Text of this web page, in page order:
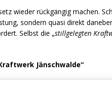
wieder rückgängig machen.
sondern quasi direkt
Selbst die „stillgelegten
Jänschwalde“